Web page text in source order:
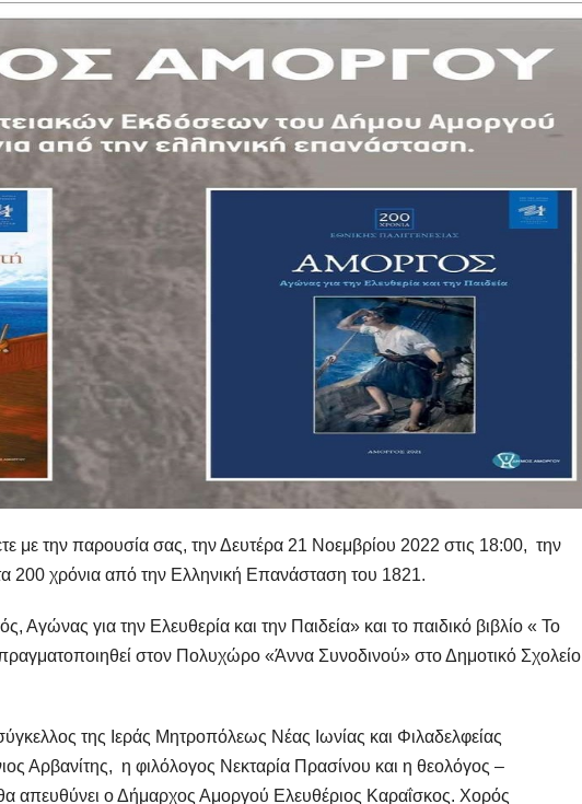
με την παρουσία σας, την Δευτέρα 21 Νοεμβρίου 2022 στις 18:00, την
200 χρόνια από την Ελληνική Επανάσταση του 1821.
Αγώνας για την Ελευθερία και την Παιδεία» και το παιδικό βιβλίο « Το
στον Πολυχώρο «Άννα Συνοδινού» στο Δημοτικό Σχολείο
της Ιεράς Μητροπόλεως Νέας Ιωνίας και Φιλαδελφείας
Αρβανίτης, η φιλόλογος Νεκταρία Πρασίνου και η θεολόγος –
απευθύνει ο Δήμαρχος Αμοργού Ελευθέριος Καραΐσκος. Χορός